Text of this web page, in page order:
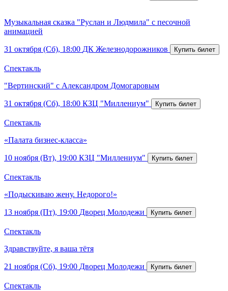
Музыкальная сказка "Руслан и Людмила" с песочной
анимацией
31 октября (Сб), 18:00 ДК Железнодорожников
Спектакль
"Вертинский" с Александром Домогаровым
31 октября (Сб), 18:00 КЗЦ "Миллениум"
Спектакль
«Палата бизнес-класса»
10 ноября (Вт), 19:00 КЗЦ "Миллениум"
Спектакль
«Подыскиваю жену. Недорого!»
13 ноября (Пт), 19:00 Дворец Молодежи
Спектакль
Здравствуйте, я ваша тётя
21 ноября (Сб), 19:00 Дворец Молодежи
Спектакль